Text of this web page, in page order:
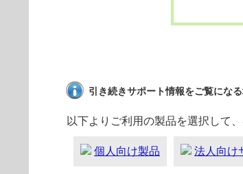
引き続きサポート情報をご覧になる
以下よりご利用の製品を選択して
個人向け製品 法人向け